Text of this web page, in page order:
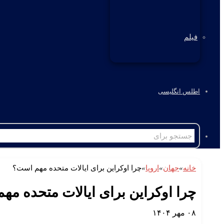
فیلم
اطلس انگلیسی
خانه»جهان» اروپا»چرا اوکراین برای ایالات متحده مهم است؟
چرا اوکراین برای ایالات متحده
۰۸ مهر ۱۴۰۴